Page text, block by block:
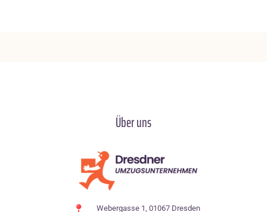
Über uns
Webergasse 1, 01067 Dresden